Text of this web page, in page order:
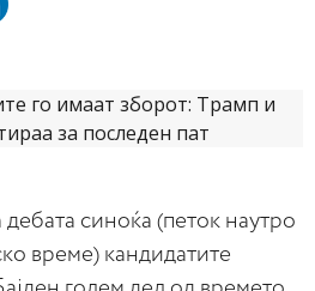
дебата синоќа (петок наутро
време) кандидатите